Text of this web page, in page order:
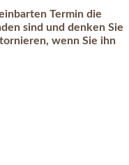
Termin die
sind und denken Sie
wenn Sie ihn